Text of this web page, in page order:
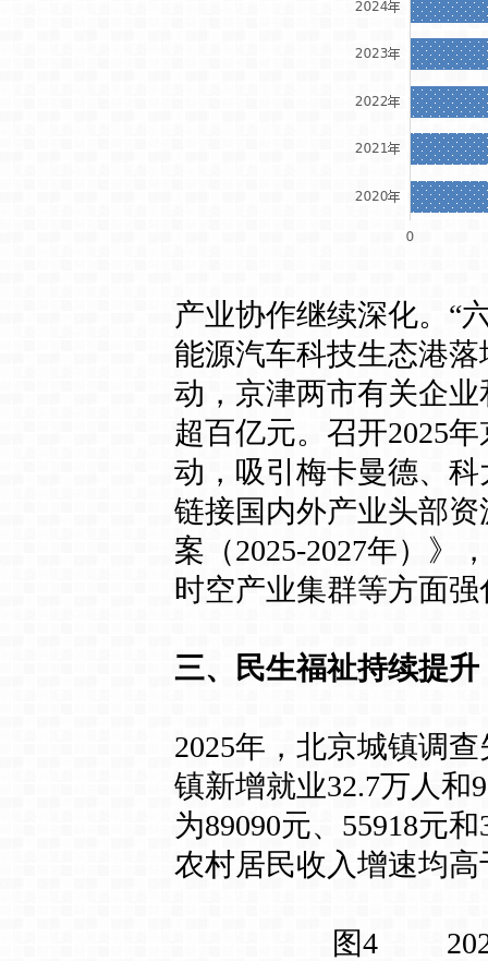
产业协作继续深化。“
能源汽车科技生态港
动，京津两市有关企
超百亿元。召开2025
动，吸引梅卡曼德、
链接国内外产业头部
案（2025-2027年）》
时空产业集群等方面
三、民生福祉持续提升
2025年，北京城镇调
镇新增就业32.7万人和
为89090元、55918元
农村居民收入增速均
图4